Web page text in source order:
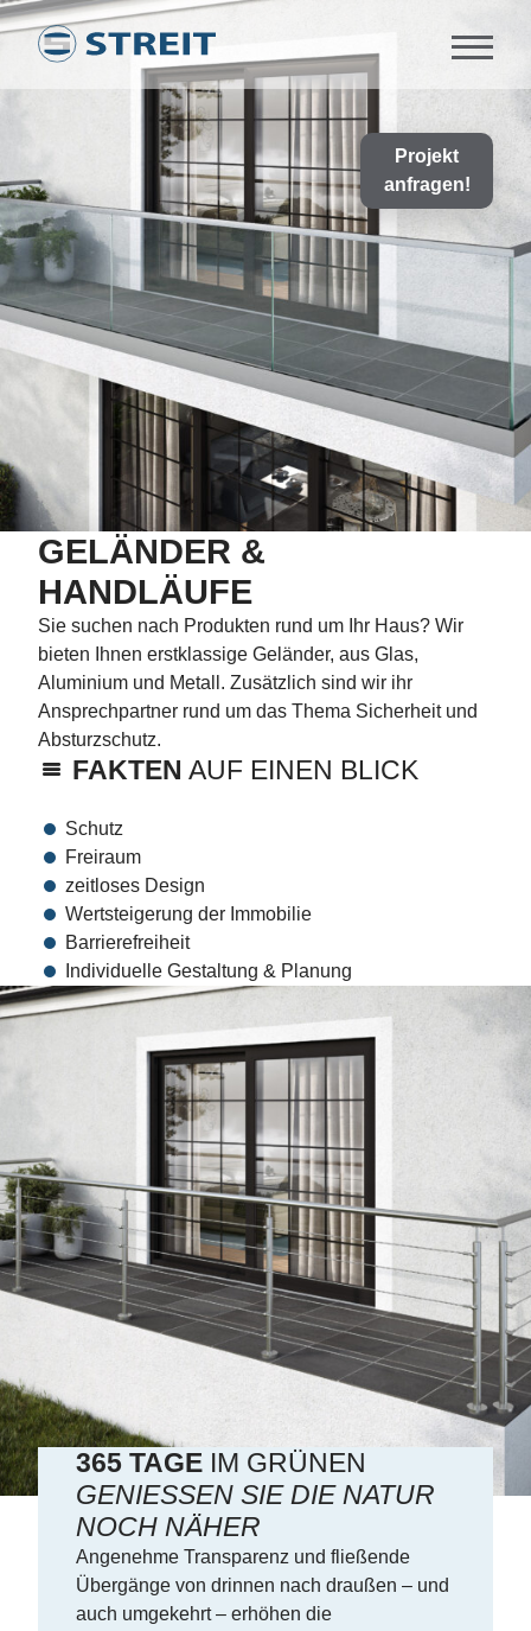
Direkt
zum
Projekt
anfragen!
GELÄNDER &
HANDLÄUFE
Sie suchen nach Produkten rund um Ihr Haus? Wir
bieten Ihnen erstklassige Geländer, aus Glas,
Aluminium und Metall. Zusätzlich sind wir ihr
Ansprechpartner rund um das Thema Sicherheit und
Absturzschutz.
FAKTEN AUF EINEN BLICK
Schutz
Freiraum
zeitloses Design
Wertsteigerung der Immobilie
Barrierefreiheit
Individuelle Gestaltung & Planung
365 TAGE IM GRÜNEN
GENIESSEN SIE DIE NATUR N
OCH NÄHER
Angenehme Transparenz und fließende
Übergänge von drinnen nach draußen – und
auch umgekehrt – erhöhen die